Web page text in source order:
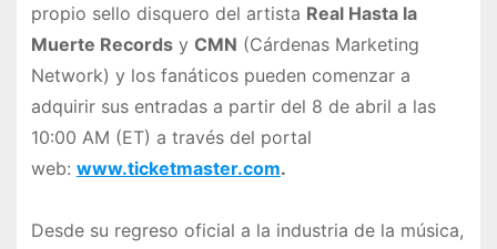
propio sello disquero del artista Real Hasta la
Muerte Recordsy CMN (Cárdenas Marketing
Network) y los fanáticos pueden comenzar a
adquirir sus entradas a partir del 8 de abril a las
10:00 AM (ET) a través del portal
web: www.ticketmaster.com.
Desde su regreso oficial a la industria de la música,